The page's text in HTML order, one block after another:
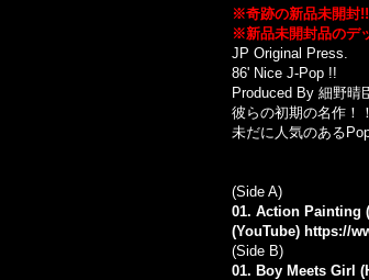
※奇跡の新品未開封!!
※新品未開封品のデ
JP Original Press.
86' Nice J-Pop !!
Produced By 細野晴
彼らの初期の名作！！
未だに人気のある
(Side A)
01. Action Painting
(YouTube) https://
(Side B)
01. Boy Meets Girl